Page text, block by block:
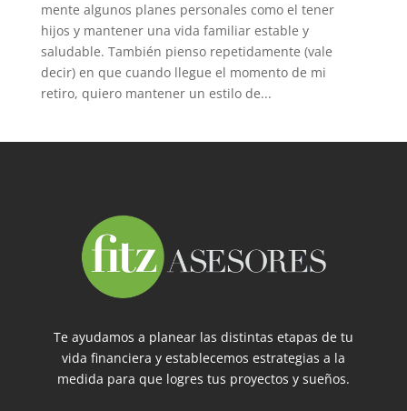
mente algunos planes personales como el tener
hijos y mantener una vida familiar estable y
saludable. También pienso repetidamente (vale
decir) en que cuando llegue el momento de mi
retiro, quiero mantener un estilo de...
Te ayudamos a planear las distintas etapas de tu
vida financiera y establecemos estrategias a la
medida para que logres tus proyectos y sueños.